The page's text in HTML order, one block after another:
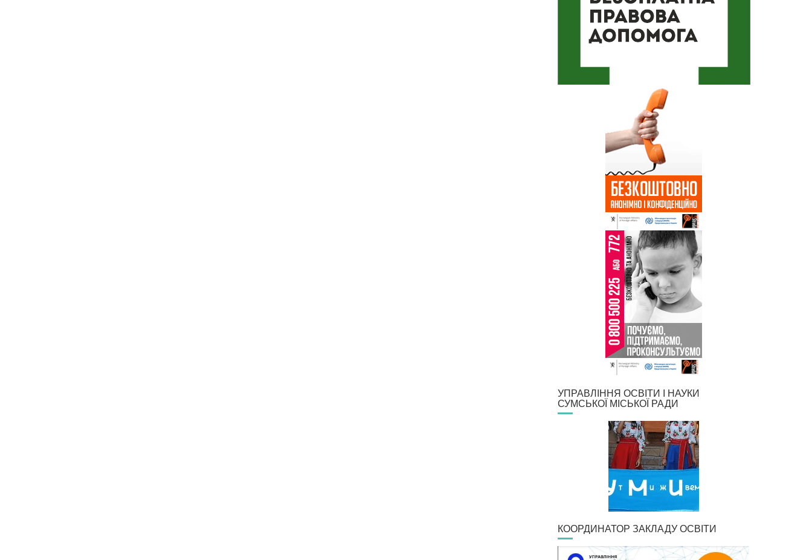
УПРАВЛІННЯ ОСВІТИ І НАУКИ
СУМСЬКОЇ МІСЬКОЇ РАДИ
КООРДИНАТОР ЗАКЛАДУ ОСВІТИ